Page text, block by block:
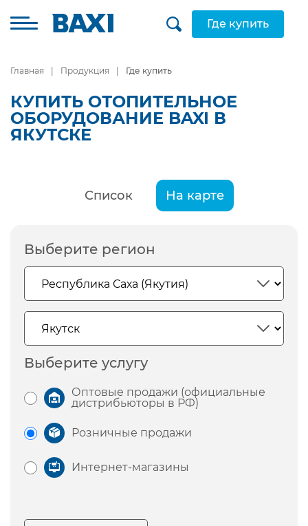
Где купить
Главная Продукция Где купить
КУПИТЬ ОТОПИТЕЛЬНОЕ
ОБОРУДОВАНИЕ BAXI В
ЯКУТСКЕ
Список На карте
Выберите регион
Выберите услугу
Оптовые продажи (официальные
дистрибьюторы в РФ)
Розничные продажи
Интернет-магазины